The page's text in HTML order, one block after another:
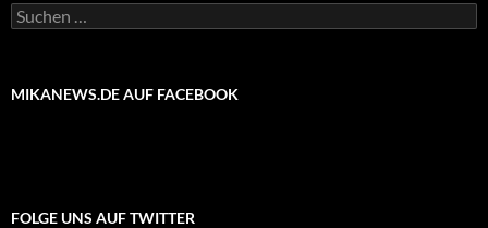
Suchen
nach:
MIKANEWS.DE AUF FACEBOOK
FOLGE UNS AUF TWITTER